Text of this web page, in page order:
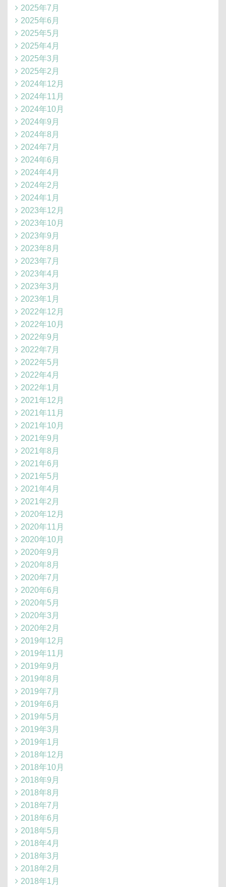
2025年7月
2025年6月
2025年5月
2025年4月
2025年3月
2025年2月
2024年12月
2024年11月
2024年10月
2024年9月
2024年8月
2024年7月
2024年6月
2024年4月
2024年2月
2024年1月
2023年12月
2023年10月
2023年9月
2023年8月
2023年7月
2023年4月
2023年3月
2023年1月
2022年12月
2022年10月
2022年9月
2022年7月
2022年5月
2022年4月
2022年1月
2021年12月
2021年11月
2021年10月
2021年9月
2021年8月
2021年6月
2021年5月
2021年4月
2021年2月
2020年12月
2020年11月
2020年10月
2020年9月
2020年8月
2020年7月
2020年6月
2020年5月
2020年3月
2020年2月
2019年12月
2019年11月
2019年9月
2019年8月
2019年7月
2019年6月
2019年5月
2019年3月
2019年1月
2018年12月
2018年10月
2018年9月
2018年8月
2018年7月
2018年6月
2018年5月
2018年4月
2018年3月
2018年2月
2018年1月